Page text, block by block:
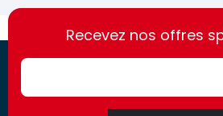
https://france-
access.fr
https://france-
access.fr
Recevez nos offres